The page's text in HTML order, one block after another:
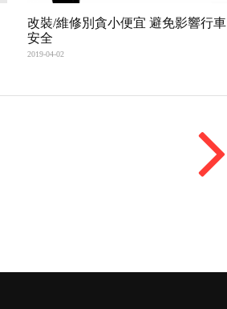
改裝/維修別貪小便宜 避免影響行車
安全
2019-04-02